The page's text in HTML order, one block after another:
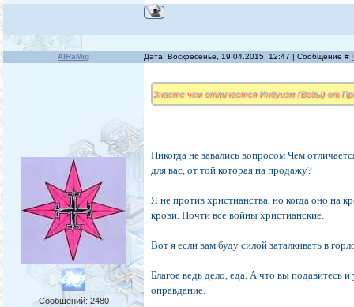
AlRaMig Дата: Воскресенье, 19.04.2015, 12:47 | Сообщение #
Сообщений: 2480
Знаете чем отличается Индуизм (Веды) от
Никогда не завались вопросом Чем
для вас, от той которая на продажу?
Я не против христианства, но когда оно на
крови. Почти все войны христианские.
Вот я если вам буду силой заталкивать в
Благое ведь дело, еда. А что вы подавитесь
оправдание.